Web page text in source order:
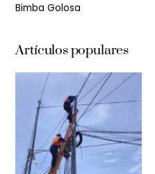
Bimba Golosa
Artículos populares